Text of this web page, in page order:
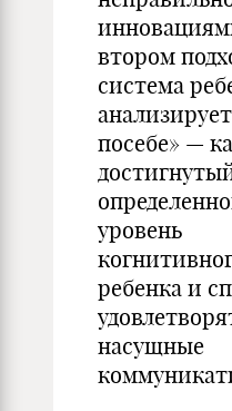
втором
система
посебе» —
уровень
ребенка и
насущные